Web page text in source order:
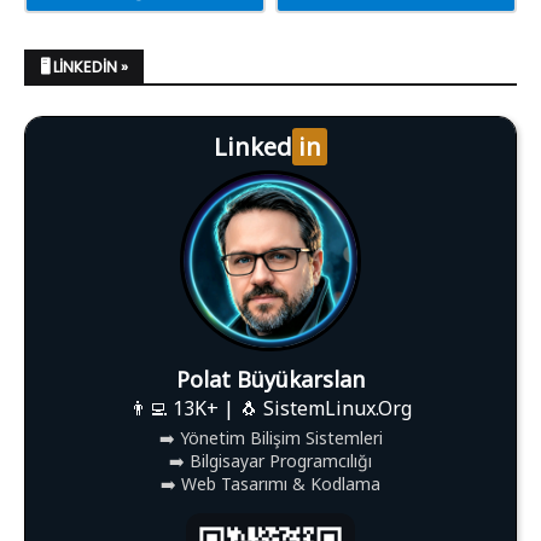
🖥️ LINKEDIN »
Linked in
Polat Büyükarslan
👨‍💻 13K+ | 🐧 SistemLinux.Org
➡️ Yönetim Bilişim Sistemleri
➡️ Bilgisayar Programcılığı
➡️ Web Tasarımı & Kodlama